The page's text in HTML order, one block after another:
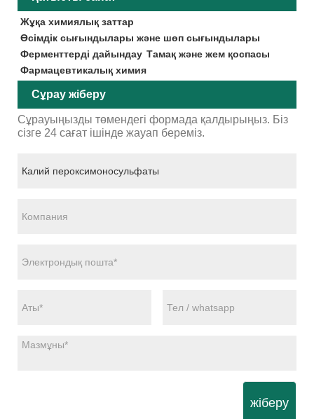
Жұқа химиялық заттар
Өсімдік сығындылары және шөп сығындылары
Ферменттерді дайындау Тамақ және жем қоспасы
Фармацевтикалық химия
Сұрау жіберу
Сұрауыңызды төмендегі формада қалдырыңыз. Біз
сізге 24 сағат ішінде жауап береміз.
жіберу